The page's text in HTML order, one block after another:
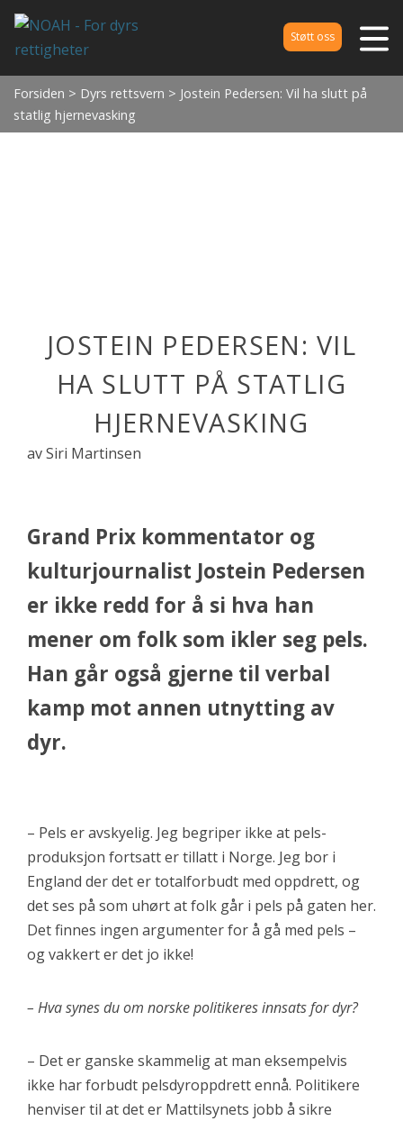
Støtt oss
Forsiden > Dyrs rettsvern > Jostein Pedersen: Vil ha slutt på
statlig hjernevasking
JOSTEIN PEDERSEN: VIL
HA SLUTT PÅ STATLIG
HJERNEVASKING
av Siri Martinsen
Grand Prix kommentator og
kulturjournalist Jostein Pedersen
er ikke redd for å si hva han
mener om folk som ikler seg pels.
Han går også gjerne til verbal
kamp mot annen utnytting av
dyr.
– Pels er avskyelig. Jeg begriper ikke at pels-
produksjon fortsatt er tillatt i Norge. Jeg bor i
England der det er totalforbudt med oppdrett, og
det ses på som uhørt at folk går i pels på gaten her.
Det finnes ingen argumenter for å gå med pels –
og vakkert er det jo ikke!
– Hva synes du om norske politikeres innsats for dyr?
– Det er ganske skammelig at man eksempelvis
ikke har forbudt pelsdyroppdrett ennå. Politikere
henviser til at det er Mattilsynets jobb å sikre